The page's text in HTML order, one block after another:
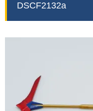
DSCF2132a